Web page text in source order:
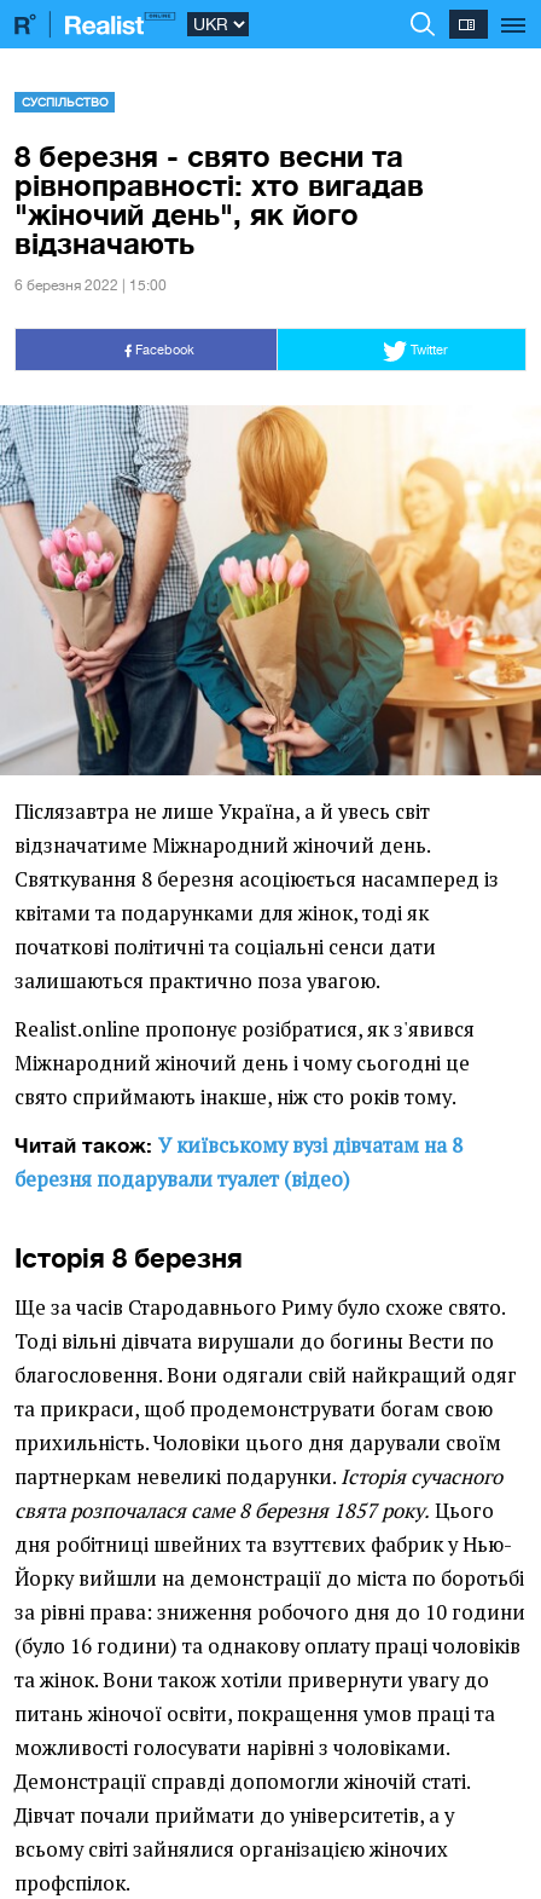
СУСПІЛЬСТВО
8 березня - свято весни та
рівноправності: хто вигадав
"жіночий день", як його
відзначають
6 березня 2022 | 15:00
Facebook Twitter
Післязавтра не лише Україна, а й увесь світ
відзначатиме Міжнародний жіночий день.
Святкування 8 березня асоціюється насамперед із
квітами та подарунками для жінок, тоді як
початкові політичні та соціальні сенси дати
залишаються практично поза увагою.
Realist.online пропонує розібратися, як з'явився
Міжнародний жіночий день і чому сьогодні це
свято сприймають інакше, ніж сто років тому.
Читай також: У київському вузі дівчатам на 8
березня подарували туалет (відео)
Історія 8 березня
Ще за часів Стародавнього Риму було схоже свято.
Тоді вільні дівчата вирушали до богины Вести по
благословення. Вони одягали свій найкращий одяг
та прикраси, щоб продемонструвати богам свою
прихильність. Чоловіки цього дня дарували своїм
партнеркам невеликі подарунки. Історія сучасного
свята розпочалася саме 8 березня 1857 року. Цього
дня робітниці швейних та взуттєвих фабрик у Нью-
Йорку вийшли на демонстрації до міста по боротьбі
за рівні права: зниження робочого дня до 10 години
(було 16 години) та однакову оплату праці чоловіків
та жінок. Вони також хотіли привернути увагу до
питань жіночої освіти, покращення умов праці та
можливості голосувати нарівні з чоловіками.
Демонстрації справді допомогли жіночій статі.
Дівчат почали приймати до університетів, а у
всьому світі зайнялися організацією жіночих
профспілок.